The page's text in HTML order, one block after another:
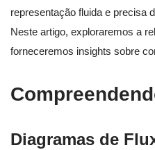
representação fluida e precisa
Neste artigo, exploraremos a
forneceremos insights sobre
Diagramas de